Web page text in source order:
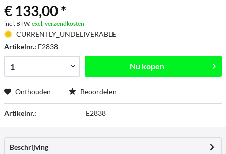
€ 133,00 *
incl. BTW. excl. verzendkosten
CURRENTLY_UNDELIVERABLE
Artikelnr.: E2838
Nu kopen
Onthouden Beoordelen
Artikelnr.: E2838
Beschrijving